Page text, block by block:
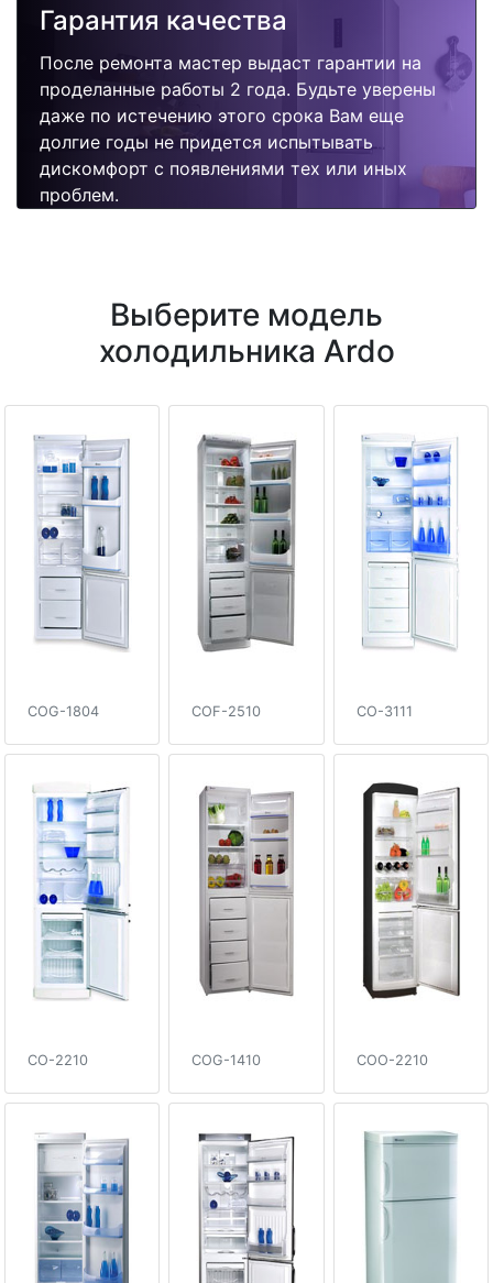
Гарантия качества
После ремонта мастер выдаст гарантии на
проделанные работы 2 года. Будьте уверены
даже по истечению этого срока Вам еще
долгие годы не придется испытывать
дискомфорт с появлениями тех или иных
проблем.
Выберите модель
холодильника Ardo
COG-1804 COF-2510 CO-3111
CO-2210 COG-1410 COO-2210